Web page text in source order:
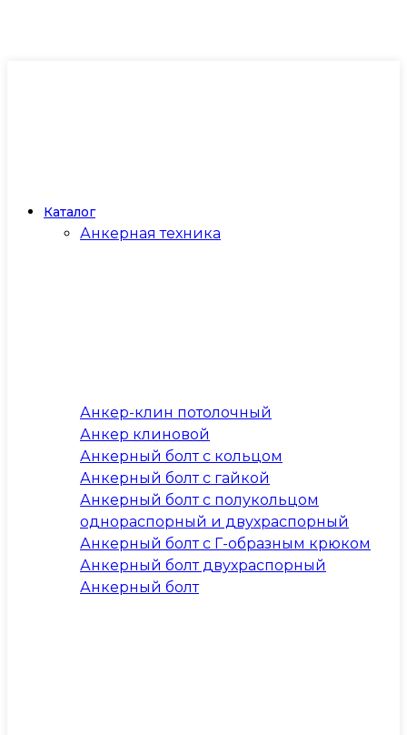
Каталог
Анкерная техника
Анкер-клин потолочный
Анкер клиновой
Анкерный болт с кольцом
Анкерный болт с гайкой
Анкерный болт с полукольцом
однораспорный и двухраспорный
Анкерный болт с Г-образным крюком
Анкерный болт двухраспорный
Анкерный болт